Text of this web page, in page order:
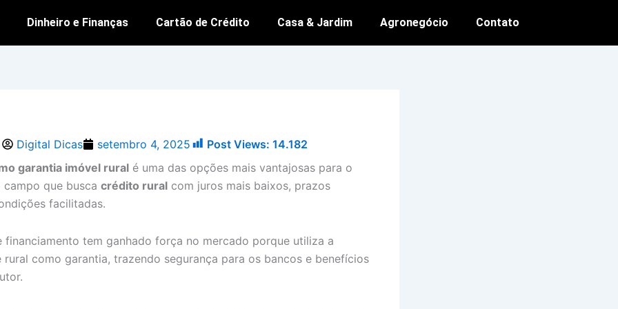
Dinheiro e Finanças Cartão de Crédito Casa & Jardim Agronegócio Contato
Digital Dicas setembro 4, 2025 Post Views: 14.182
garantia imóvel rural é uma das opções mais vantajosas para o
que busca crédito rural com juros mais baixos, prazos
facilitadas.
financiamento tem ganhado força no mercado porque utiliza a
rural como garantia, trazendo segurança para os bancos e benefícios